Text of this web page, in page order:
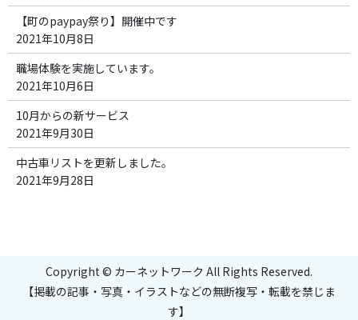
【町のpaypay祭り】開催中です
2021年10月8日
職場体験を実施しています。
2021年10月6日
10月からの新サービス
2021年9月30日
中古車リストを更新しました。
2021年9月28日
Copyright © カーネットワーク All Rights Reserved.
【掲載の記事・写真・イラストなどの無断複写・転載を禁じま
す】